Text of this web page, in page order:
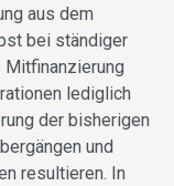
aus dem
bei ständiger
Mitfinanzierung
lediglich
der bisherigen
und
resultieren. In